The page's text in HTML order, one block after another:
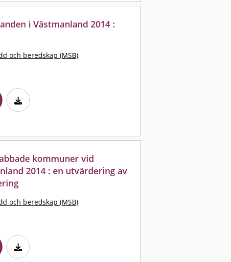
i Västmanland 2014 :
och beredskap (MSB)
kommuner vid
2014 : en utvärdering av
och beredskap (MSB)